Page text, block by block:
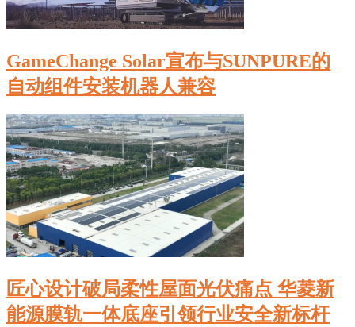
GameChange Solar宣布与SUNPURE的
自动组件安装机器人兼容
匠心设计破局柔性屋面光伏痛点 华菱新
能源膜轨一体底座引领行业安全新标杆